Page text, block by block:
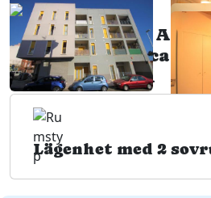
Rumstyper på
CasaTuris cerca del
El Altet AT101
Lägenhet med 2